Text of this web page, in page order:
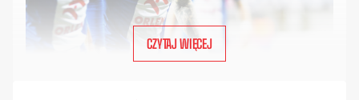
CZYTAJ WIĘCEJ